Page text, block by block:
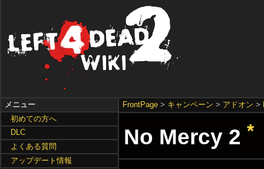
FrontPage > キャンペーン > アドオン >
No Mercy 2 *
メニュー
初めての方へ
DLC
よくある質問
アップデート情報